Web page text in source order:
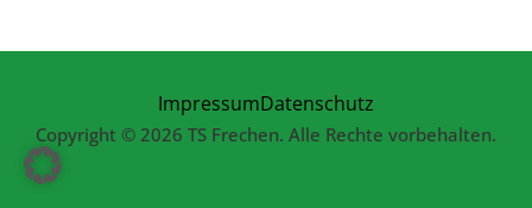
ImpressumDatenschutz
Copyright © 2026 TS Frechen. Alle Rechte vorbehalten.